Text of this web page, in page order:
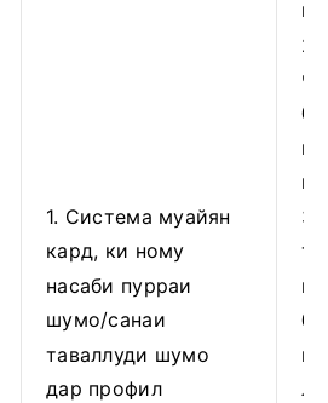
1. Система муайян
кард, ки ному
насаби пурраи
шумо/санаи
таваллуди шумо
дар профил
2.
3.